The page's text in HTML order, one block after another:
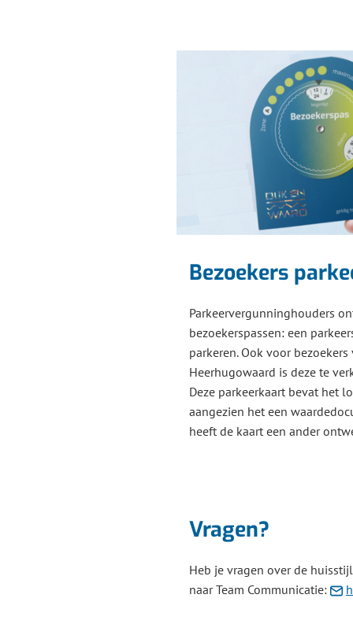
Bezoekers
Parkeervergunninghouders
bezoekerspassen: een
parkeren. Ook voor
Heerhugowaard is deze te
Deze parkeerkaart bevat het
aangezien het een
heeft de kaart een ander
Vragen?
Heb je vragen over de
naar Team Communicatie: